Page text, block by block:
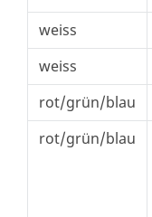
weiss
weiss
rot/grün/blau
rot/grün/blau